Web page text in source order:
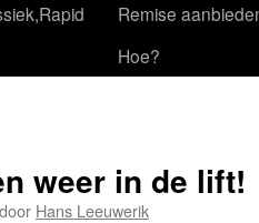
Remise
Hoe?
weer in de lift!
door Hans Leeuwerik